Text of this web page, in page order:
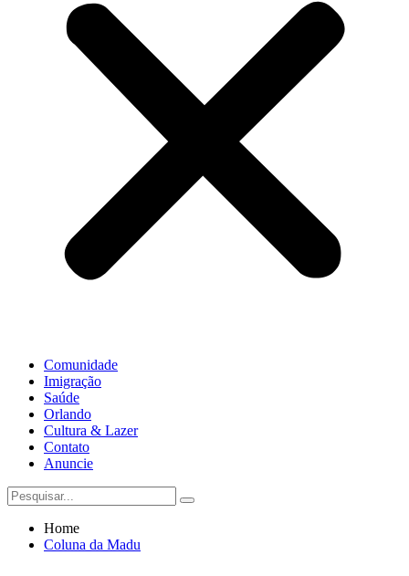
Comunidade
Imigração
Saúde
Orlando
Cultura & Lazer
Contato
Anuncie
Home
Coluna da Madu